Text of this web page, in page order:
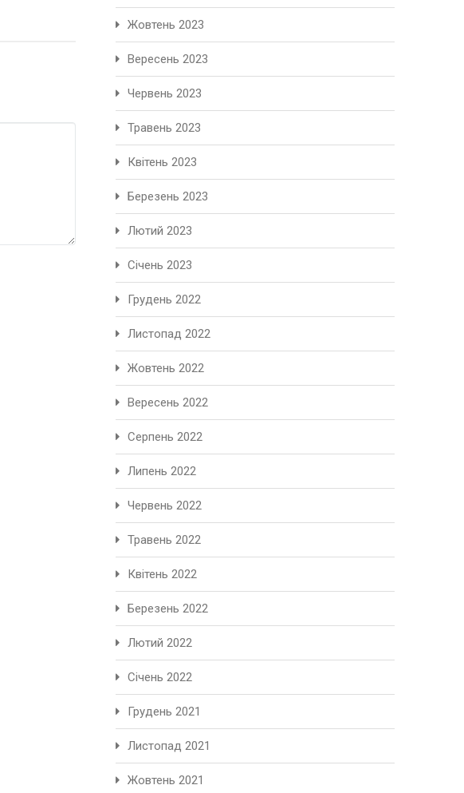
Жовтень 2023
Вересень 2023
Червень 2023
Травень 2023
Квітень 2023
Березень 2023
Лютий 2023
Січень 2023
Грудень 2022
Листопад 2022
Жовтень 2022
Вересень 2022
Серпень 2022
Липень 2022
Червень 2022
Травень 2022
Квітень 2022
Березень 2022
Лютий 2022
Січень 2022
Грудень 2021
Листопад 2021
Жовтень 2021